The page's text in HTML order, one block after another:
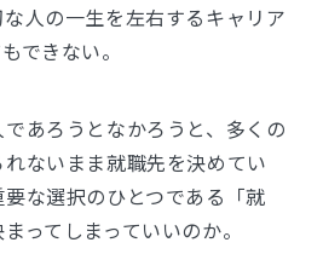
人の一生を左右するキャリア
できない。
あろうとなかろうと、多くの
ないまま就職先を決めてい
な選択のひとつである「就
ってしまっていいのか。